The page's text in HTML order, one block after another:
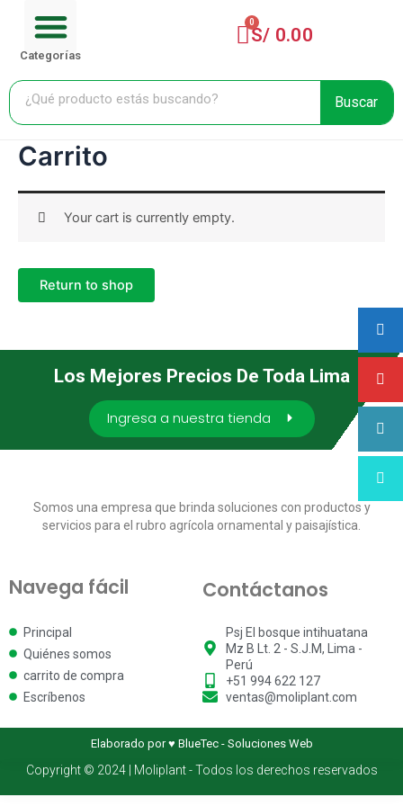
contenido
Menu
Categorías
S/ 0.00
Cart
Buscar
Carrito
Your cart is currently empty.
Return to shop
Los Mejores Precios De Toda Lima
Ingresa a nuestra tienda
Somos una empresa que brinda soluciones con productos y
servicios para el rubro agrícola ornamental y paisajística.
Navega fácil
Principal
Quiénes somos
carrito de compra
Escríbenos
Contáctanos
Psj El bosque intihuatana
Mz B Lt. 2 - S.J.M, Lima -
Perú
+51 994 622 127
ventas@moliplant.com
Copyright © 2024 | Moliplant - Todos los derechos reservados
Elaborado por ♥ BlueTec - Soluciones Web